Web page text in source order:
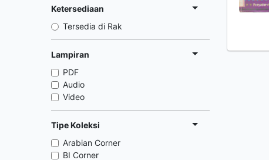
Ketersediaan
Tersedia di Rak
Lampiran
PDF
Audio
Video
Tipe Koleksi
Arabian Corner
BI Corner